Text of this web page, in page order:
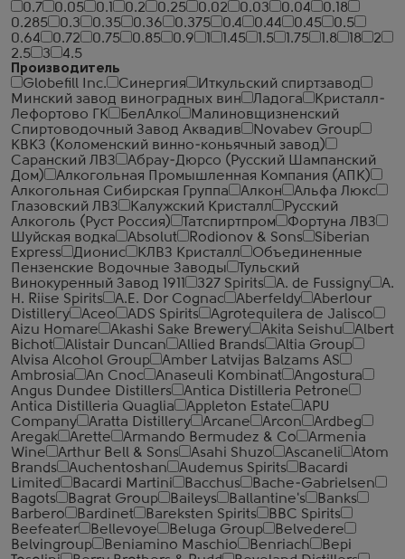
0.7
0.05 0.1 0.2 0.25 0.02 0.03 0.04
0.18
0.285
0.3 0.35 0.36 0.375 0.4 0.44 0.45
0.5
0.64
0.72 0.75 0.85 0.9 1.45 1.5 1.75 1.8 18
2
2.5
3
4.5
Производитель
Globefill Inc.
Синергия
Иткульский спиртзавод
Минский завод виноградных вин
Ладога
Кристалл-
Лефортово ГК
БелАлко
Малиновщизненский
Спиртоводочный Завод Аквадив
Novabev Group
КВКЗ (Коломенский винно-коньячный завод)
Саранский ЛВЗ
Абрау-Дюрсо (Русский Шампанский
Дом)
Алкогольная Промышленная Компания (АПК)
Алкогольная Сибирская Группа
Алкон
Альфа Люкс
Глазовский ЛВЗ
Калужский Кристалл
Русский
Алкоголь (Руст Россия)
Татспиртпром
Фортуна ЛВЗ
Шуйская водка
Absolut Rodionov & Sons
Siberian
Express
Дионис КЛВЗ Кристалл
Объединенные
Пензенские Водочные Заводы
Тульский
Винокуренный Завод 1911
327 Spirits A. de Fussigny
A.
H. Riise Spirits
A.E. Dor Cognac Aberfeldy
Aberlour
Distillery
Aceo ADS Spirits
Agrotequilera de Jalisco
Aizu Homare
Akashi Sake Brewery Akita Seishu
Albert
Bichot
Alistair Duncan Allied Brands
Altia Group
Alvisa Alcohol Group
Amber Latvijas Balzams AS
Ambrosia
An Cnoc Anaseuli Kombinat
Angostura
Angus Dundee Distillers
Antica Distilleria Petrone
Antica Distilleria Quaglia
Appleton Estate
APU
Company
Aratta Distillery Arcane Arcon
Ardbeg
Aregak
Arette Armando Bermudez & Co
Armenia
Wine
Arthur Bell & Sons Asahi Shuzo Ascaneli
Atom
Brands
Auchentoshan Audemus Spirits
Bacardi
Limited
Bacardi Martini Bacchus
Bache-Gabrielsen
Bagots
Bagrat Group Baileys Ballantine's
Banks
Barbero
Bardinet Bareksten Spirits
BBC Spirits
Beefeater
Bellevoye Beluga Group
Belvedere
Belvingroup
Beniamino Maschio Benriach
Bepi